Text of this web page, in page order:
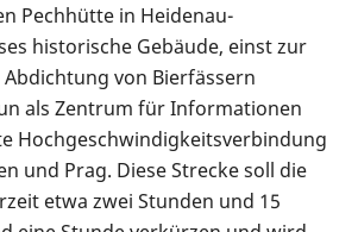
Pechhütte in Heidenau-
historische Gebäude, einst zur
von Bierfässern
als Zentrum für Informationen
Hochgeschwindigkeitsverbindung
und Prag. Diese Strecke soll die
etwa zwei Stunden und 15